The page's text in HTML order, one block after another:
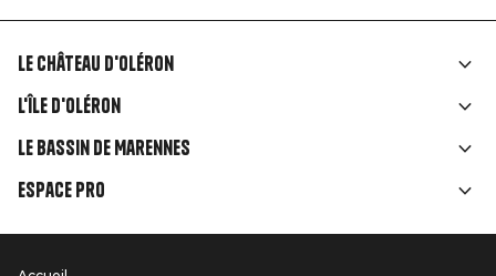
Liens
rubriques
Le Château d'Oléron
L'île d'Oléron
Le Bassin de Marennes
Espace Pro